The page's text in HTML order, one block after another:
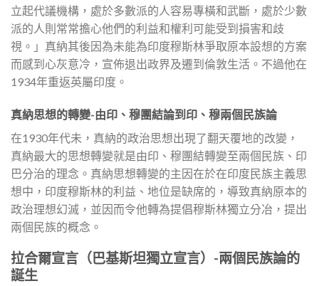
立起代議機構，處於多數派的人容易專橫和武斷，處於少數
派的人則常常擔心他們的利益和權利可能受到損害和歧
視。」真納其後因為未能為印度穆斯林爭取原本設想的方案
而感到心灰意冷，宣佈退出政界及遷到倫敦生活。不過他在
1934年重返英屬印度。
真納思想的轉變-由印、穆團結論到印、穆兩個民族論
在1930年代未，真納的政治思想出現了翻天覆地的改變，
真納最大的思想轉變就是由印、穆團結轉變至兩個民族、印
巴分治的理念。真納思想轉變的主因在於在印度民族主義思
想中，印度穆斯林的利益、地位是缺席的，導致真納原本的
政治理想幻滅，並因而令他轉為提倡穆斯林獨立分冶，提出
兩個民族的概念。
拉合爾宣言（巴基斯坦獨立宣言）-兩個民族論的
誕生